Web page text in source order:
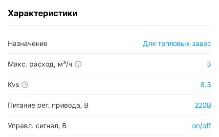
Характеристики
Назначение Для тепловых завес
Макс. расход, м³/ч ? 3
Kvs ? 6.3
Питание рег. привода, В 220В
Управл. сигнал, В on/off